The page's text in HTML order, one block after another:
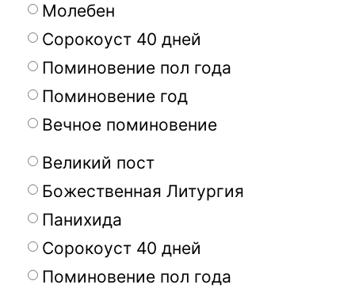
Молебен
Сорокоуст 40 дней
Поминовение пол года
Поминовение год
Вечное поминовение
Великий пост
Божественная Литургия
Панихида
Сорокоуст 40 дней
Поминовение пол года